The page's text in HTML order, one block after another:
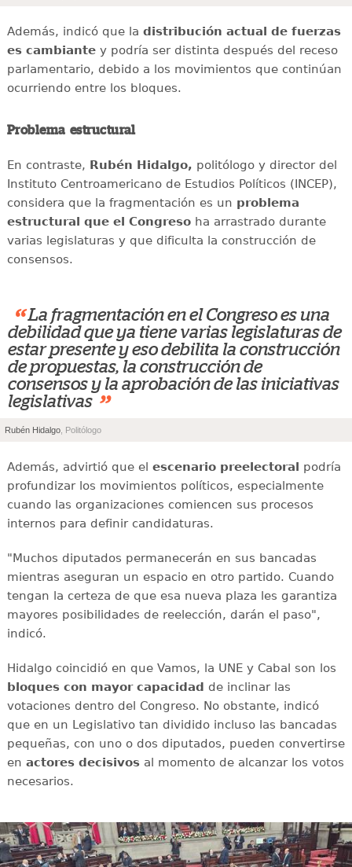
Además, indicó que la distribución actual de fuerzas
es cambiantey podría ser distinta después del receso
parlamentario, debido a los movimientos que continúan
ocurriendo entre los bloques.
Problema estructural
En contraste, Rubén Hidalgo, politólogo y director del
Instituto Centroamericano de Estudios Políticos (INCEP),
considera que la fragmentación es un problema
estructural que el Congresoha arrastrado durante
varias legislaturas y que dificulta la construcción de
consensos.
“ La fragmentación en el Congreso es una
debilidad que ya tiene varias legislaturas de
estar presente y eso debilita la construcción
de propuestas, la construcción de
consensos y la aprobación de las iniciativas
legislativas ”
Rubén Hidalgo , Politólogo
Además, advirtió que el escenario preelectoral podría
profundizar los movimientos políticos, especialmente
cuando las organizaciones comiencen sus procesos
internos para definir candidaturas.
"Muchos diputados permanecerán en sus bancadas
mientras aseguran un espacio en otro partido. Cuando
tengan la certeza de que esa nueva plaza les garantiza
mayores posibilidades de reelección, darán el paso",
indicó.
Hidalgo coincidió en que Vamos, la UNE y Cabal son los
bloques con mayor capacidad de inclinar las
votaciones dentro del Congreso. No obstante, indicó
que en un Legislativo tan dividido incluso las bancadas
pequeñas, con uno o dos diputados, pueden convertirse
en actores decisivosal momento de alcanzar los votos
necesarios.